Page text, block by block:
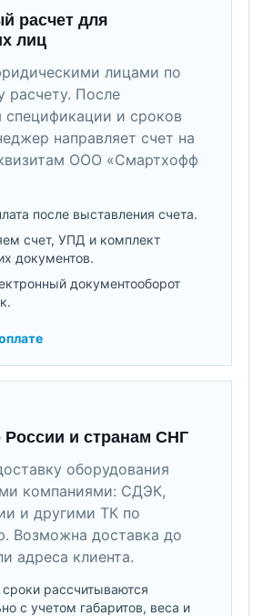
расчет для
лиц
лицами по
расчету. После
спецификации и сроков
направляет счет на
ООО «Смартхофф
после выставления счета.
счет, УПД и комплект
документов.
документооборот
России и странам СНГ
оборудования
компаниями: СДЭК,
и другими ТК по
Возможна доставка до
адреса клиента.
рассчитываются
с учетом габаритов, веса и